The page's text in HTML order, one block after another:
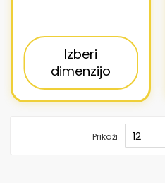
Izberi
dimenzijo
Prikaži